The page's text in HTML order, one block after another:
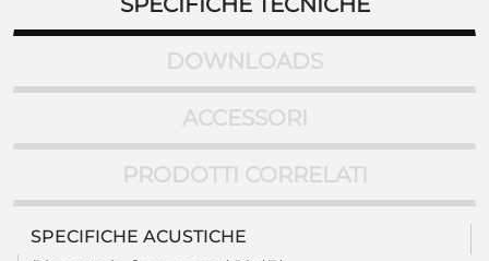
DOWNLOADS
ACCESSORI
PRODOTTI CORRELATI
SPECIFICHE ACUSTICHE